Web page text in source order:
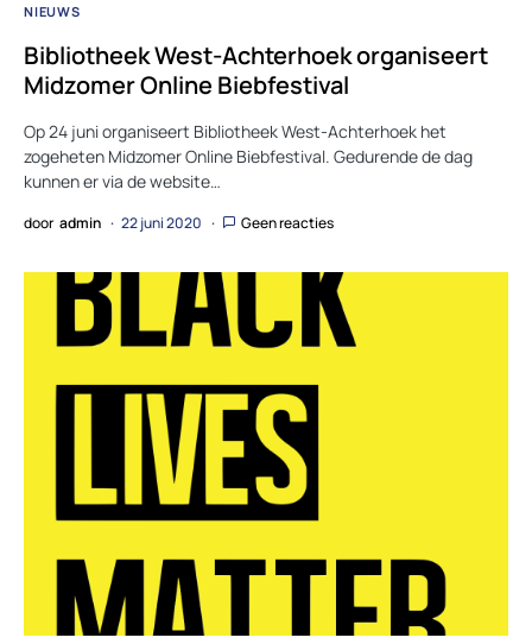
NIEUWS
Bibliotheek West-Achterhoek organiseert
Midzomer Online Biebfestival
Op 24 juni organiseert Bibliotheek West-Achterhoek het
zogeheten Midzomer Online Biebfestival. Gedurende de dag
kunnen er via de website…
door admin 22 juni 2020 Geen reacties